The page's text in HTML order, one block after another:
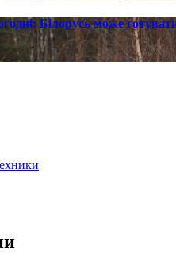
Білорусь може